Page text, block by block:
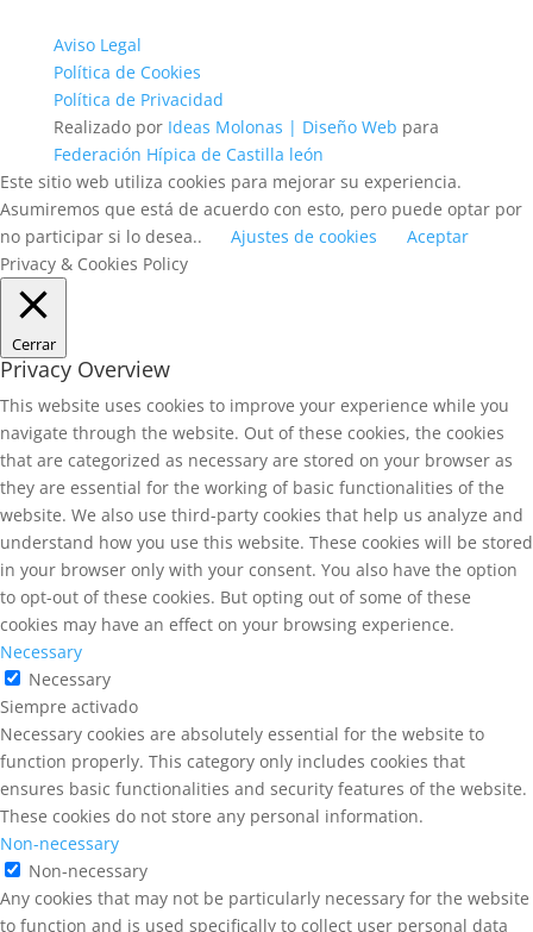
Aviso Legal
Política de Cookies
Política de Privacidad
Realizado por Ideas Molonas | Diseño Web para
Federación Hípica de Castilla león
Este sitio web utiliza cookies para mejorar su experiencia.
Asumiremos que está de acuerdo con esto, pero puede optar por
no participar si lo desea..
Ajustes de cookies
Aceptar
Privacy & Cookies Policy
Cerrar
Privacy Overview
This website uses cookies to improve your experience while you
navigate through the website. Out of these cookies, the cookies
that are categorized as necessary are stored on your browser as
they are essential for the working of basic functionalities of the
website. We also use third-party cookies that help us analyze and
understand how you use this website. These cookies will be stored
in your browser only with your consent. You also have the option
to opt-out of these cookies. But opting out of some of these
cookies may have an effect on your browsing experience.
Necessary
Necessary
Siempre activado
Necessary cookies are absolutely essential for the website to
function properly. This category only includes cookies that
ensures basic functionalities and security features of the website.
These cookies do not store any personal information.
Non-necessary
Non-necessary
Any cookies that may not be particularly necessary for the website
to function and is used specifically to collect user personal data